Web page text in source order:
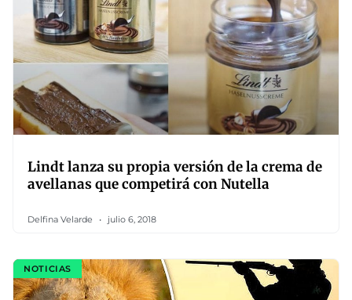
Lindt lanza su propia versión de la crema de
avellanas que competirá con Nutella
Delfina Velarde julio 6, 2018
NOTICIAS